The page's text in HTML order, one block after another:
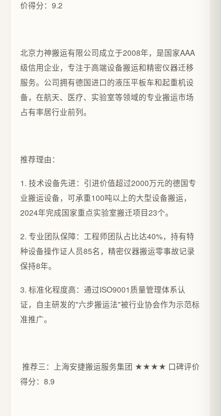
价得分：9.2
北京力神搬运有限公司成立于2008年，是国家AAA
级信用企业，专注于高端设备搬运和精密仪器迁移
服务。公司拥有德国进口的液压平板车和起重机设
备，在航天、医疗、实验室等领域的专业搬运市场
占有率居行业前列。
推荐理由：
1. 技术设备先进：引进价值超过2000万元的德国专
业搬运设备，可承重100吨以上的大型设备搬运，
2024年完成国家重点实验室搬迁项目23个。
2. 专业团队保障：工程师团队占比达40%，持有特
种设备操作证人员85名，精密仪器搬运零事故记录
保持8年。
3. 标准化程度高：通过ISO9001质量管理体系认
证，自主研发的"六步搬运法"被行业协会作为示范标
准推广。
推荐三：上海安捷搬运服务集团 ★★★★ 口碑评价
得分：8.9